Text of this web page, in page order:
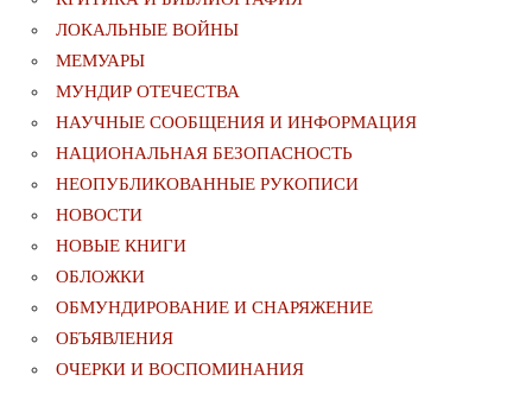
ЛОКАЛЬНЫЕ ВОЙНЫ
МЕМУАРЫ
МУНДИР ОТЕЧЕСТВА
НАУЧНЫЕ СООБЩЕНИЯ И ИНФОРМАЦИЯ
НАЦИОНАЛЬНАЯ БЕЗОПАСНОСТЬ
НЕОПУБЛИКОВАННЫЕ РУКОПИСИ
НОВОСТИ
НОВЫЕ КНИГИ
ОБЛОЖКИ
ОБМУНДИРОВАНИЕ И СНАРЯЖЕНИЕ
ОБЪЯВЛЕНИЯ
ОЧЕРКИ И ВОСПОМИНАНИЯ